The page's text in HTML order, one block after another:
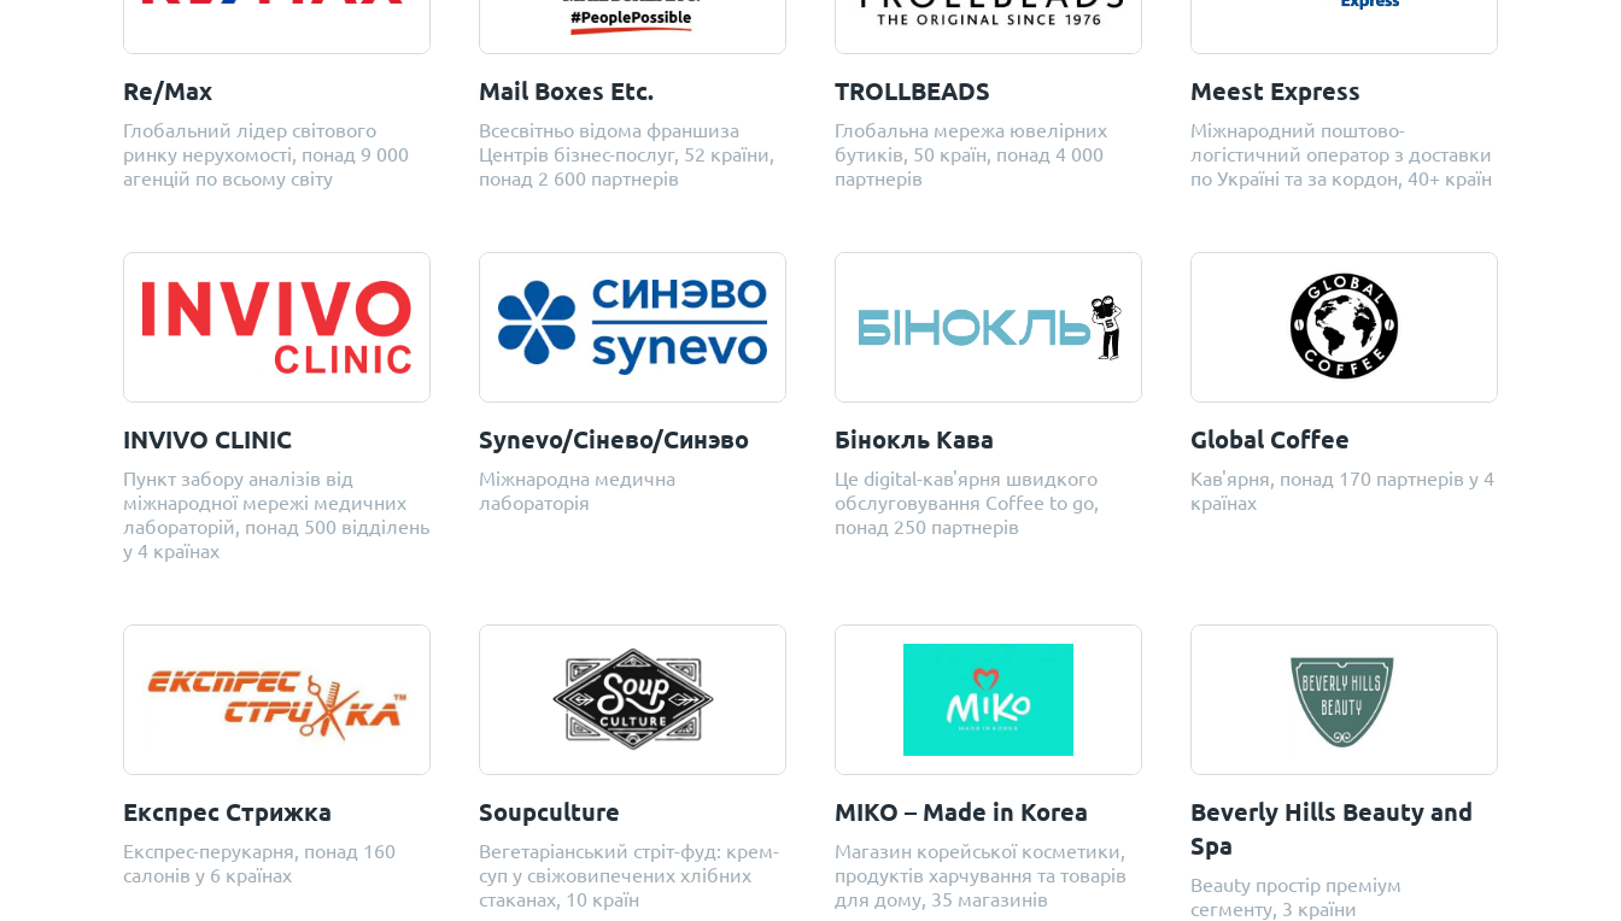
Re/Max
Глобальний лідер світового
ринку нерухомості, понад 9 000
агенцій по всьому світу
Mail Boxes Etc.
Всесвітньо відома франшиза
Центрів бізнес-послуг, 52 країни,
понад 2 600 партнерів
TROLLBEADS
Глобальна мережа ювелірних
бутиків, 50 країн, понад 4 000
партнерів
Meest Express
Міжнародний поштово-
логістичний оператор з доставки
по Україні та за кордон, 40+ країн
INVIVO CLINIC
Пункт забору аналізів від
міжнародної мережі медичних
лабораторій, понад 500 відділень
у 4 країнах
Synevo/Сінево/Синэво
Міжнародна медична
лабораторія
Бінокль Кава
Це digital-кав'ярня швидкого
обслуговування Coffee to go,
понад 250 партнерів
Global Coffee
Кав'ярня, понад 170 партнерів у 4
країнах
Експрес Стрижка
Експрес-перукарня, понад 160
салонів у 6 країнах
Soupсulture
Вегетаріанський стріт-фуд: крем-
суп у свіжовипечених хлібних
стаканах, 10 країн
MIKO – Made in Korea
Магазин корейської косметики,
продуктів харчування та товарів
для дому, 35 магазинів
Beverly Hills Beauty and
Spa
Beauty простір преміум
сегменту, 3 країни